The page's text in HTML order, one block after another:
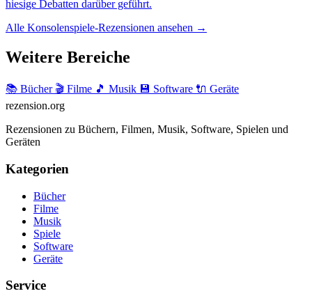
hiesige Debatten darüber geführt.
Alle Konsolenspiele-Rezensionen ansehen →
Weitere Bereiche
📚 Bücher 🎬 Filme 🎵 Musik 💾 Software 🔌 Geräte
rezension.org
Rezensionen zu Büchern, Filmen, Musik, Software, Spielen und
Geräten
Kategorien
Bücher
Filme
Musik
Spiele
Software
Geräte
Service